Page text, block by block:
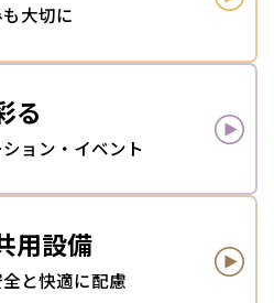
大切に
る
ョン・イベント
用設備
と快適に配慮